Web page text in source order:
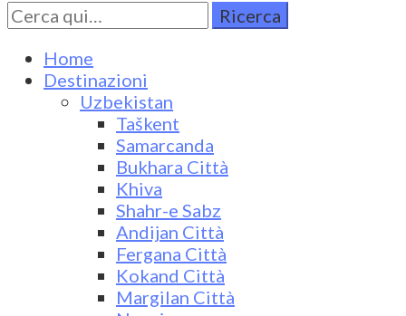
Turkestan Travel
Discover Central Asia
Cerca
per:
Home
Destinazioni
Uzbekistan
Taškent
Samarcanda
Bukhara Città
Khiva
Shahr-e Sabz
Andijan Città
Fergana Città
Kokand Città
Margilan Città